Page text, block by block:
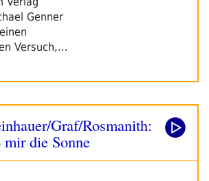
Genner
Versuch,…
Graf/Rosmanith:
die Sonne